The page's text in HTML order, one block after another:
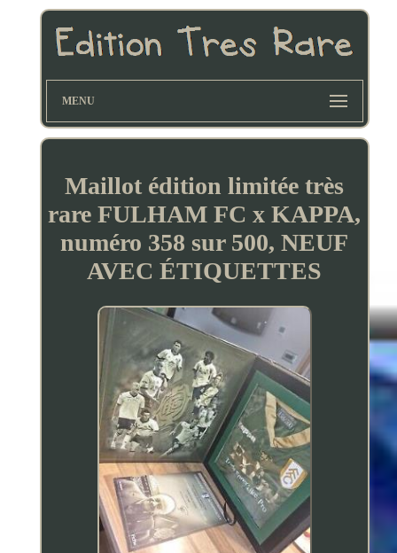
MENU
Maillot édition limitée très
rare FULHAM FC x KAPPA,
numéro 358 sur 500, NEUF
AVEC ÉTIQUETTES